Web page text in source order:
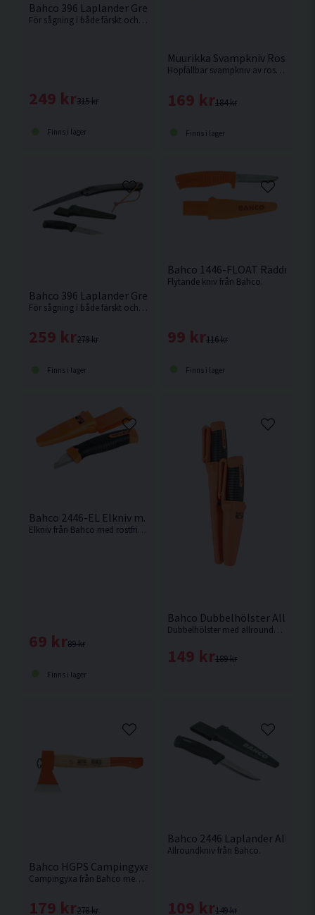
Bahco 396 Laplander Grensåg
För sågning i både färskt och torrt trä, plast, ben m.m.
315 kr
249 kr
Finns i lager
Muurikka Svampkniv
Hopfällbar svampkniv av rostfritt stål med bekvämt handtag av trä.
184 kr
169 kr
Finns i lager
Bahco 396 Laplander Grensåg + 2446 Laplander
För sågning i både färskt och torrt trä, plast, ben m.m.
279 kr
259 kr
Finns i lager
Bahco 1446-FLOAT
Flytande kniv från Bahco.
116 kr
99 kr
Finns i lager
Bahco 2446-EL Elkniv m. Hölster
Elkniv från Bahco med rostfritt blad och enkomponentshandtag.
89 kr
69 kr
Finns i lager
Bahco Dubbelhölster
Dubbelhölster med allroundkniv och elkniv från Bahco.
189 kr
149 kr
Bahco HGPS Campingyxa 1000g 380mm
Campingyxa från Bahco med svängt skaft i askträ och med bred egg.
278 kr
179 kr
Bahco 2446 Laplander
Allroundkniv från Bahco.
149 kr
109 kr